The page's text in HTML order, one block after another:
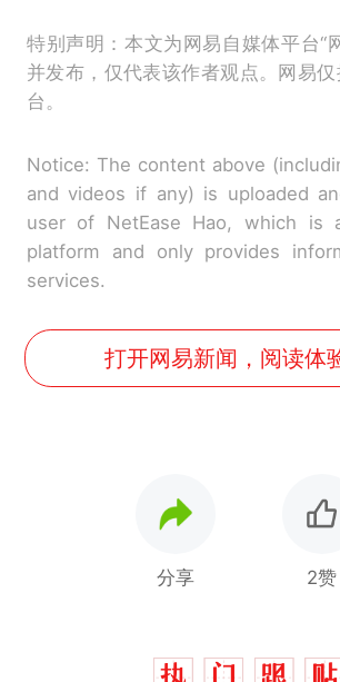
特别声明：本文为网易自媒体平台“
并发布，仅代表该作者观点。网易
台。
Notice: The content above
and videos if any) is uploaded
user of NetEase Hao, which is
platform and only provides
services.
打开网易新闻，阅读体
分享 2赞